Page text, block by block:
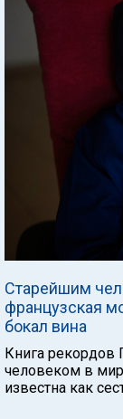
Старейшим
французская
бокал вина
Книга рекордов
человеком в
известна как